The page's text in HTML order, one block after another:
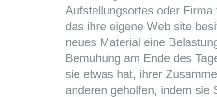
Aufstellungsortes oder
das ihre eigene Web site
neues Material eine
Bemühung am Ende des
sie etwas hat, ihrer
anderen geholfen, indem sie